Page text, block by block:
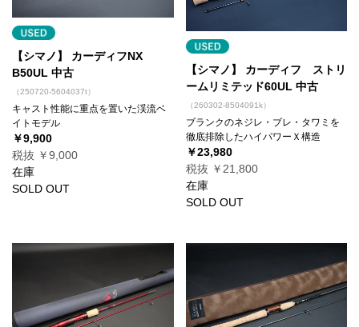
【シマノ】 カーディフNX
B50UL 中古
（250720-5604037t）
キャスト性能に重点を置いた渓流ベ
イトモデル
￥9,900
税抜 ￥9,000
在庫
SOLD OUT
【シマノ】 カーディフ ストリ
ームリミテッド60UL 中古
（260302-8504091k）
ブランクのネジレ・ブレ・タワミを
徹底排除したハイパワーＸ構造
￥23,980
税抜 ￥21,800
在庫
SOLD OUT